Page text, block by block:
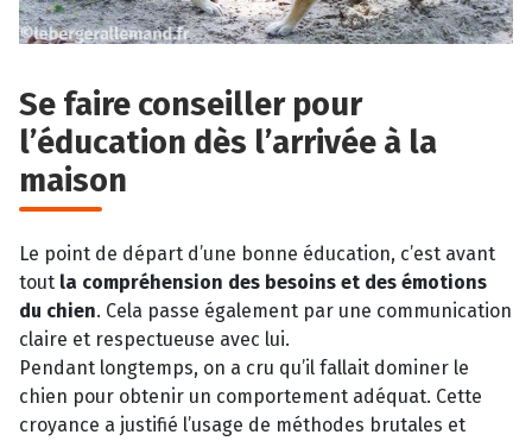
Se faire conseiller pour
l’éducation dès l’arrivée à la
maison
Le point de départ d’une bonne éducation, c’est avant
tout la compréhension des besoins et des émotions
du chien. Cela passe également par une communication
claire et respectueuse avec lui.
Pendant longtemps, on a cru qu’il fallait dominer le
chien pour obtenir un comportement adéquat. Cette
croyance a justifié l’usage de méthodes brutales et